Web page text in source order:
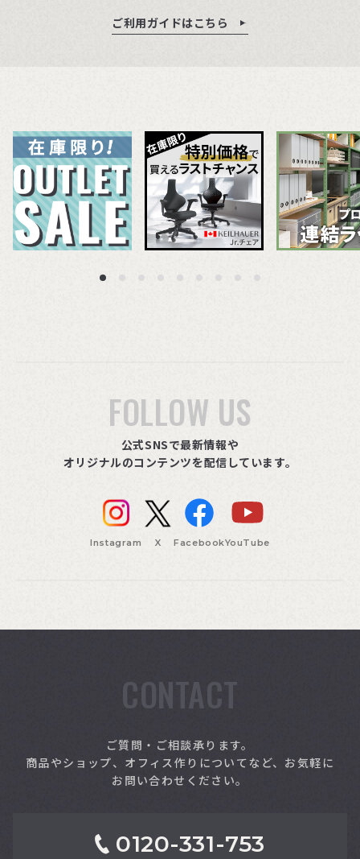
ご利用ガイドはこちら
FOLLOW US
公式SNSで最新情報や
オリジナルのコンテンツを配信しています。
Instagram X FacebookYouTube
CONTACT
ご質問・ご相談承ります。
商品やショップ、オフィス作りについてなど、お気軽に
お問い合わせください。
0120-331-753